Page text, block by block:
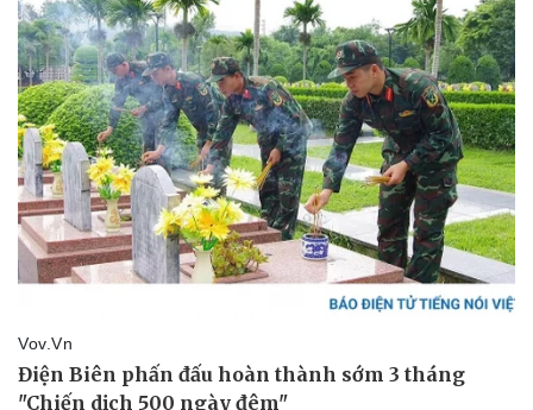
Thể thao
Bóng đá
Lịch thi đấu bóng đá
Thế giới thể thao
eSports
Hậu trường
Ô tô - Xe máy
Ô tô
Xe máy
Tư vấn